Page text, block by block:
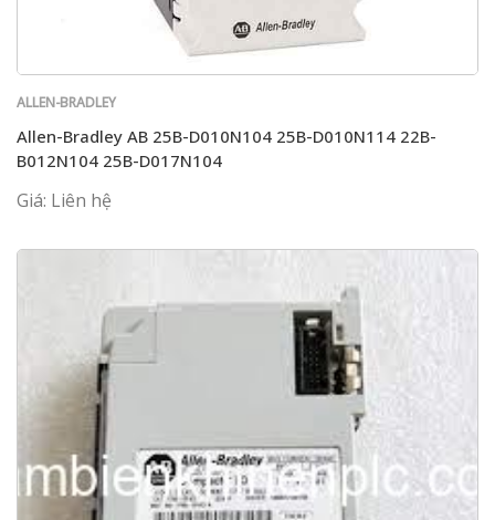
ALLEN-BRADLEY
Allen-Bradley AB 25B-D010N104 25B-D010N114 22B-
B012N104 25B-D017N104
Giá: Liên hệ